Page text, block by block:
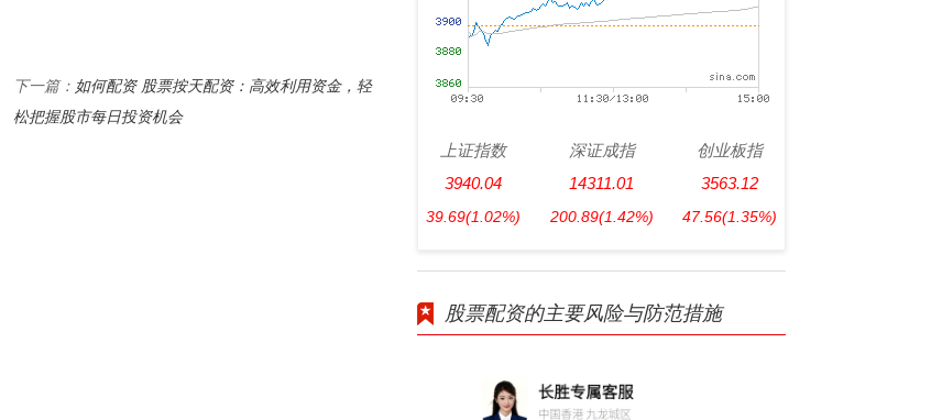
下一篇： 如何配资 股票按天配资：高效利用资金，轻
松把握股市每日投资机会
上证指数
3940.04
39.69(1.02%)
深证成指
14311.01
200.89(1.42%)
创业板指
3563.12
47.56(1.35%)
股票配资的主要风险与防范措施